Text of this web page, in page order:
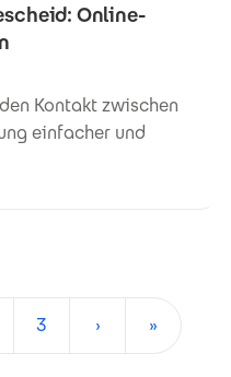
Online-
Kontakt zwischen
einfacher und
Seite
Seite
3
Nächste Seite
›
Letzte
»